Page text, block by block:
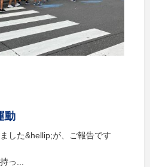
動
した&hellip;が、ご報告です
っ...